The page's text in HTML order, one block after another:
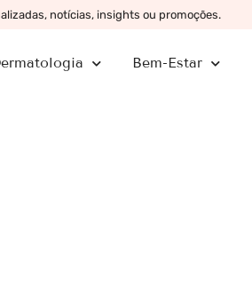
notícias, insights ou promoções.
Bem-Estar